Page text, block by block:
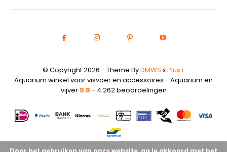
© Copyright 2026 - Theme ByDMWS xPlus+
Aquarium winkel voor visvoer en accessoires - Aquarium en
vijver 9.8 - 4.262 beoordelingen